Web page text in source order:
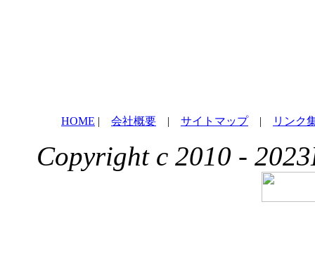
HOME | 会社概要 | サイトマップ| リンク
Copyright c 2010 -